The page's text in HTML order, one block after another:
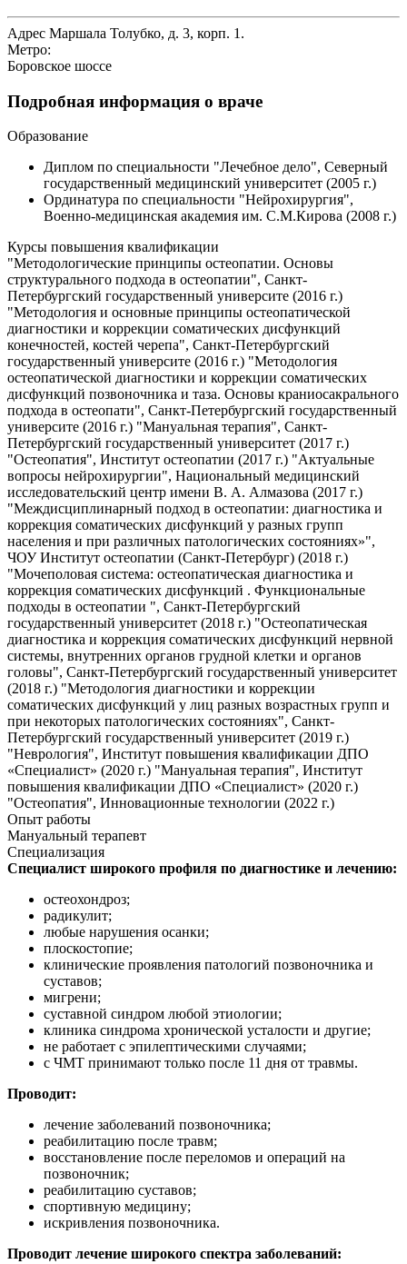
Адрес Маршала Толубко, д. 3, корп. 1.
Метро:
Боровское шоссе
Подробная информация о враче
Образование
Диплом по специальности "Лечебное дело", Северный
государственный медицинский университет (2005 г.)
Ординатура по специальности "Нейрохирургия",
Военно-медицинская академия им. С.М.Кирова (2008 г.)
Курсы повышения квалификации
"Методологические принципы остеопатии. Основы
структурального подхода в остеопатии", Санкт-
Петербургский государственный университе (2016 г.)
"Методология и основные принципы остеопатической
диагностики и коррекции соматических дисфункций
конечностей, костей черепа", Санкт-Петербургский
государственный университе (2016 г.) "Методология
остеопатической диагностики и коррекции соматических
дисфункций позвоночника и таза. Основы краниосакрального
подхода в остеопати", Санкт-Петербургский государственный
университе (2016 г.) "Мануальная терапия", Санкт-
Петербургский государственный университет (2017 г.)
"Остеопатия", Институт остеопатии (2017 г.) "Актуальные
вопросы нейрохирургии", Национальный медицинский
исследовательский центр имени В. А. Алмазова (2017 г.)
"Междисциплинарный подход в остеопатии: диагностика и
коррекция соматических дисфункций у разных групп
населения и при различных патологических состояниях»",
ЧОУ Институт остеопатии (Санкт-Петербург) (2018 г.)
"Мочеполовая система: остеопатическая диагностика и
коррекция соматических дисфункций . Функциональные
подходы в остеопатии ", Санкт-Петербургский
государственный университет (2018 г.) "Остеопатическая
диагностика и коррекция соматических дисфункций нервной
системы, внутренних органов грудной клетки и органов
головы", Санкт-Петербургский государственный университет
(2018 г.) "Методология диагностики и коррекции
соматических дисфункций у лиц разных возрастных групп и
при некоторых патологических состояниях", Санкт-
Петербургский государственный университет (2019 г.)
"Неврология", Институт повышения квалификации ДПО
«Специалист» (2020 г.) "Мануальная терапия", Институт
повышения квалификации ДПО «Специалист» (2020 г.)
"Остеопатия", Инновационные технологии (2022 г.)
Опыт работы
Мануальный терапевт
Специализация
Специалист широкого профиля по диагностике и лечению:
остеохондроз;
радикулит;
любые нарушения осанки;
плоскостопие;
клинические проявления патологий позвоночника и
суставов;
мигрени;
суставной синдром любой этиологии;
клиника синдрома хронической усталости и другие;
не работает с эпилептическими случаями;
с ЧМТ принимают только после 11 дня от травмы.
Проводит:
лечение заболеваний позвоночника;
реабилитацию после травм;
восстановление после переломов и операций на
позвоночник;
реабилитацию суставов;
спортивную медицину;
искривления позвоночника.
Проводит лечение широкого спектра заболеваний: